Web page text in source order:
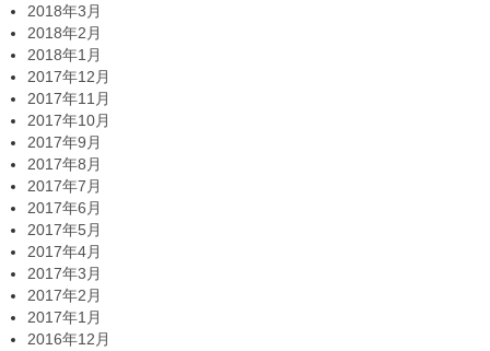
2018年3月
2018年2月
2018年1月
2017年12月
2017年11月
2017年10月
2017年9月
2017年8月
2017年7月
2017年6月
2017年5月
2017年4月
2017年3月
2017年2月
2017年1月
2016年12月